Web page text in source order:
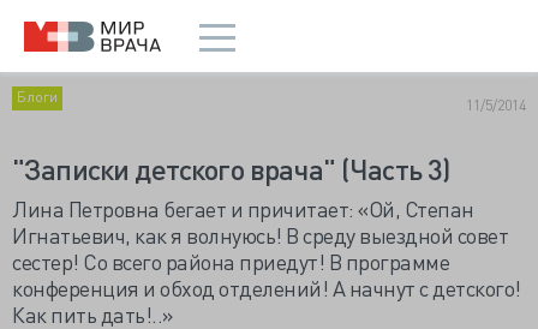
Блоги 11/5/2014
"Записки детского врача" (Часть 3)
Лина Петровна бегает и причитает: «Ой, Степан
Игнатьевич, как я волнуюсь! В среду выездной совет
сестер! Со всего района приедут! В программе
конференция и обход отделений! А начнут с детского!
Как пить дать!..»